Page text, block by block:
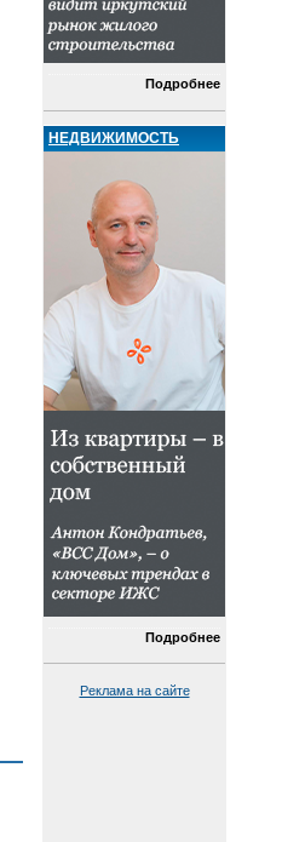
Подробнее
НЕДВИЖИМОСТЬ
Подробнее
Реклама на сайте